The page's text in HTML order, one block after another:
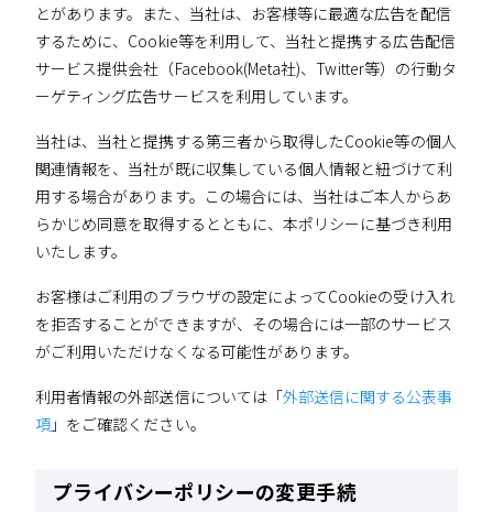
とがあります。また、当社は、お客様等に最適な広告を配信
するために、Cookie等を利用して、当社と提携する広告配信
サービス提供会社（Facebook(Meta社)、Twitter等）の行動タ
ーゲティング広告サービスを利用しています。
当社は、当社と提携する第三者から取得したCookie等の個人
関連情報を、当社が既に収集している個人情報と紐づけて利
用する場合があります。この場合には、当社はご本人からあ
らかじめ同意を取得するとともに、本ポリシーに基づき利用
いたします。
お客様はご利用のブラウザの設定によってCookieの受け入れ
を拒否することができますが、その場合には一部のサービス
がご利用いただけなくなる可能性があります。
利用者情報の外部送信については「外部送信に関する公表事
項 」をご確認ください。
プライバシーポリシーの変更手続